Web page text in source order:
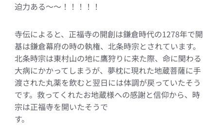
迫力ある～～！！！！！
寺伝によると、正福寺の開創は鎌倉時代の1278年で開
基は鎌倉幕府の時の執権、北条時宗とされています。
北条時宗は東村山の地に鷹狩りに来た際、命に関わる
大病にかかってしまうが、夢枕に現れた地蔵菩薩に手
渡された丸薬を飲むと翌日には体調が戻っていたそう
です。救ってくれたお地蔵様への感謝と信仰から、時
宗は正福寺を開いたそうで